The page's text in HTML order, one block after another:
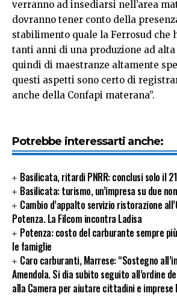
verranno ad insediarsi nell’area
dovranno tener conto della
stabilimento quale la Ferrosud che
tanti anni di una produzione ad
quindi di maestranze altamente
questi aspetti sono certo di
anche della Confapi materana”.
Potrebbe interessarti anche:
Basilicata, ritardi PNRR: conclusi solo il
Basilicata: turismo, un’impresa su due
Cambio d’appalto servizio ristorazione
Potenza. La Filcom incontra Ladisa
Potenza: costo del carburante sempre
le famiglie
Caro carburanti, Marrese: “Sostegno
Amendola. Si dia subito seguito all’ordine
alla Camera per aiutare cittadini e imprese